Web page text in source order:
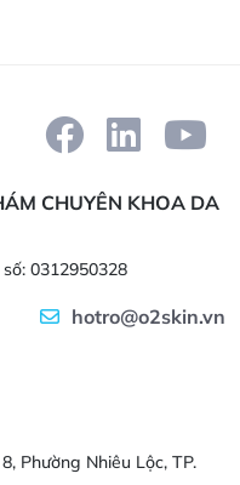
CHUYÊN KHOA DA
0312950328
hotro@o2skin.vn
Phường Nhiêu Lộc, TP.